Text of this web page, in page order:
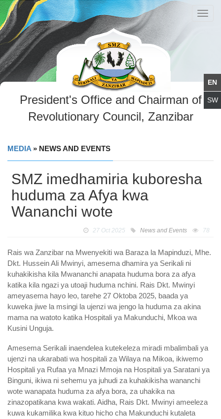
President's Office and Chairman of
Revolutionary Council, Zanzibar
MEDIA » NEWS AND EVENTS
SMZ imedhamiria kuboresha
huduma za Afya kwa
Wananchi wote
27 Oct 2025 News and Events 78
Rais wa Zanzibar na Mwenyekiti wa Baraza la Mapinduzi, Mhe.
Dkt. Hussein Ali Mwinyi, amesema dhamira ya Serikali ni
kuhakikisha kila Mwananchi anapata huduma bora za afya
katika kila ngazi ya utoaji huduma nchini. Rais Dkt. Mwinyi
ameyasema hayo leo, tarehe 27 Oktoba 2025, baada ya
kuweka jiwe la msingi la ujenzi wa jengo la huduma za akina
mama na watoto katika Hospitali ya Makunduchi, Mkoa wa
Kusini Unguja.
Amesema Serikali inaendelea kutekeleza miradi mbalimbali ya
ujenzi na ukarabati wa hospitali za Wilaya na Mikoa, ikiwemo
Hospitali ya Rufaa ya Mnazi Mmoja na Hospitali ya Saratani ya
Binguni, ikiwa ni sehemu ya juhudi za kuhakikisha wananchi
wote wanapata huduma za afya bora, za uhakika na
zinazopatikana kwa wakati. Aidha, Rais Dkt. Mwinyi ameeleza
kuwa kukamilika kwa kituo hicho cha Makunduchi kutaleta